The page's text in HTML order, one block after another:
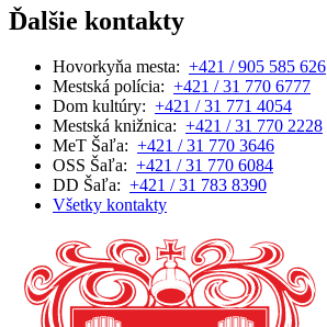
Ďalšie kontakty
Hovorkyňa mesta: +421 / 905 585 626
Mestská polícia: +421 / 31 770 6777
Dom kultúry: +421 / 31 771 4054
Mestská knižnica: +421 / 31 770 2228
MeT Šaľa: +421 / 31 770 3646
OSS Šaľa: +421 / 31 770 6084
DD Šaľa: +421 / 31 783 8390
Všetky kontakty